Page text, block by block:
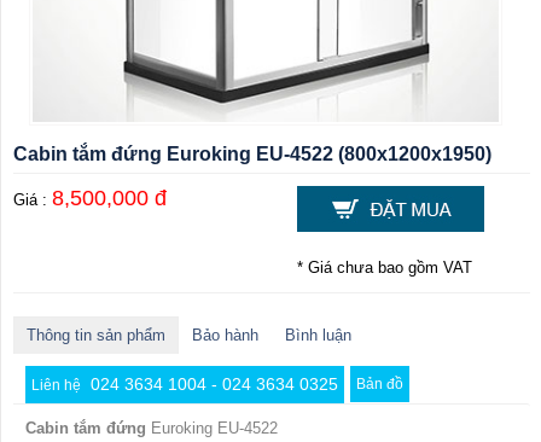
Cabin tắm đứng Euroking EU-4522 (800x1200x1950)
Giá : 8,500,000 đ
* Giá chưa bao gồm VAT
Thông tin sản phẩm Bảo hành Bình luận
Liên hệ 024 3634 1004 - 024 3634 0325 Bản đồ
Cabin tắm đứng Euroking EU-4522